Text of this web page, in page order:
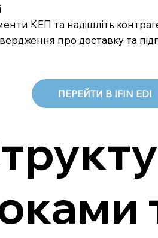
КЕП та надішліть
про доставку та
ПЕРЕЙТИ В IFIN EDI